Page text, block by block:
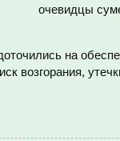
очевидцы
на
возгорания,